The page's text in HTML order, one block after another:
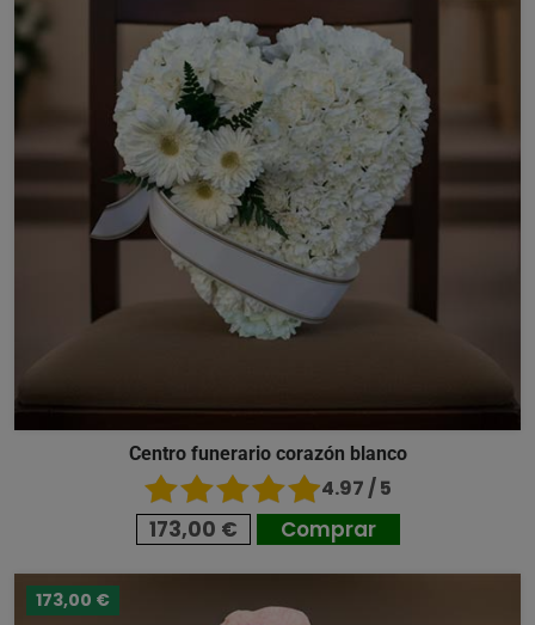
Centro funerario corazón blanco
4.97 / 5
173,00 € Comprar
173,00 €